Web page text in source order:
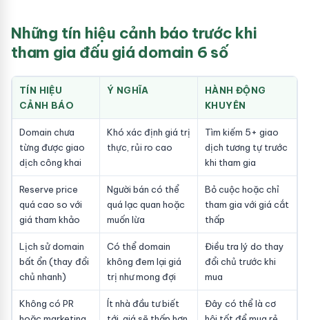
Những tín hiệu cảnh báo trước khi
tham gia đấu giá domain 6 số
TÍN HIỆU
CẢNH BÁO
Ý NGHĨA
HÀNH ĐỘNG
KHUYÊN
Domain chưa
từng được giao
dịch công khai
Khó xác định giá trị
thực, rủi ro cao
Tìm kiếm 5+ giao
dịch tương tự trước
khi tham gia
Reserve price
quá cao so với
giá tham khảo
Người bán có thể
quá lạc quan hoặc
muốn lừa
Bỏ cuộc hoặc chỉ
tham gia với giá cắt
thấp
Lịch sử domain
bất ổn (thay đổi
chủ nhanh)
Có thể domain
không đem lại giá
trị như mong đợi
Điều tra lý do thay
đổi chủ trước khi
mua
Không có PR
Ít nhà đầu tư biết
Đây có thể là cơ